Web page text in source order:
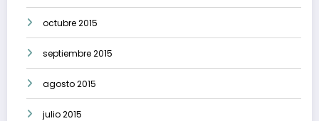
octubre 2015
septiembre 2015
agosto 2015
julio 2015